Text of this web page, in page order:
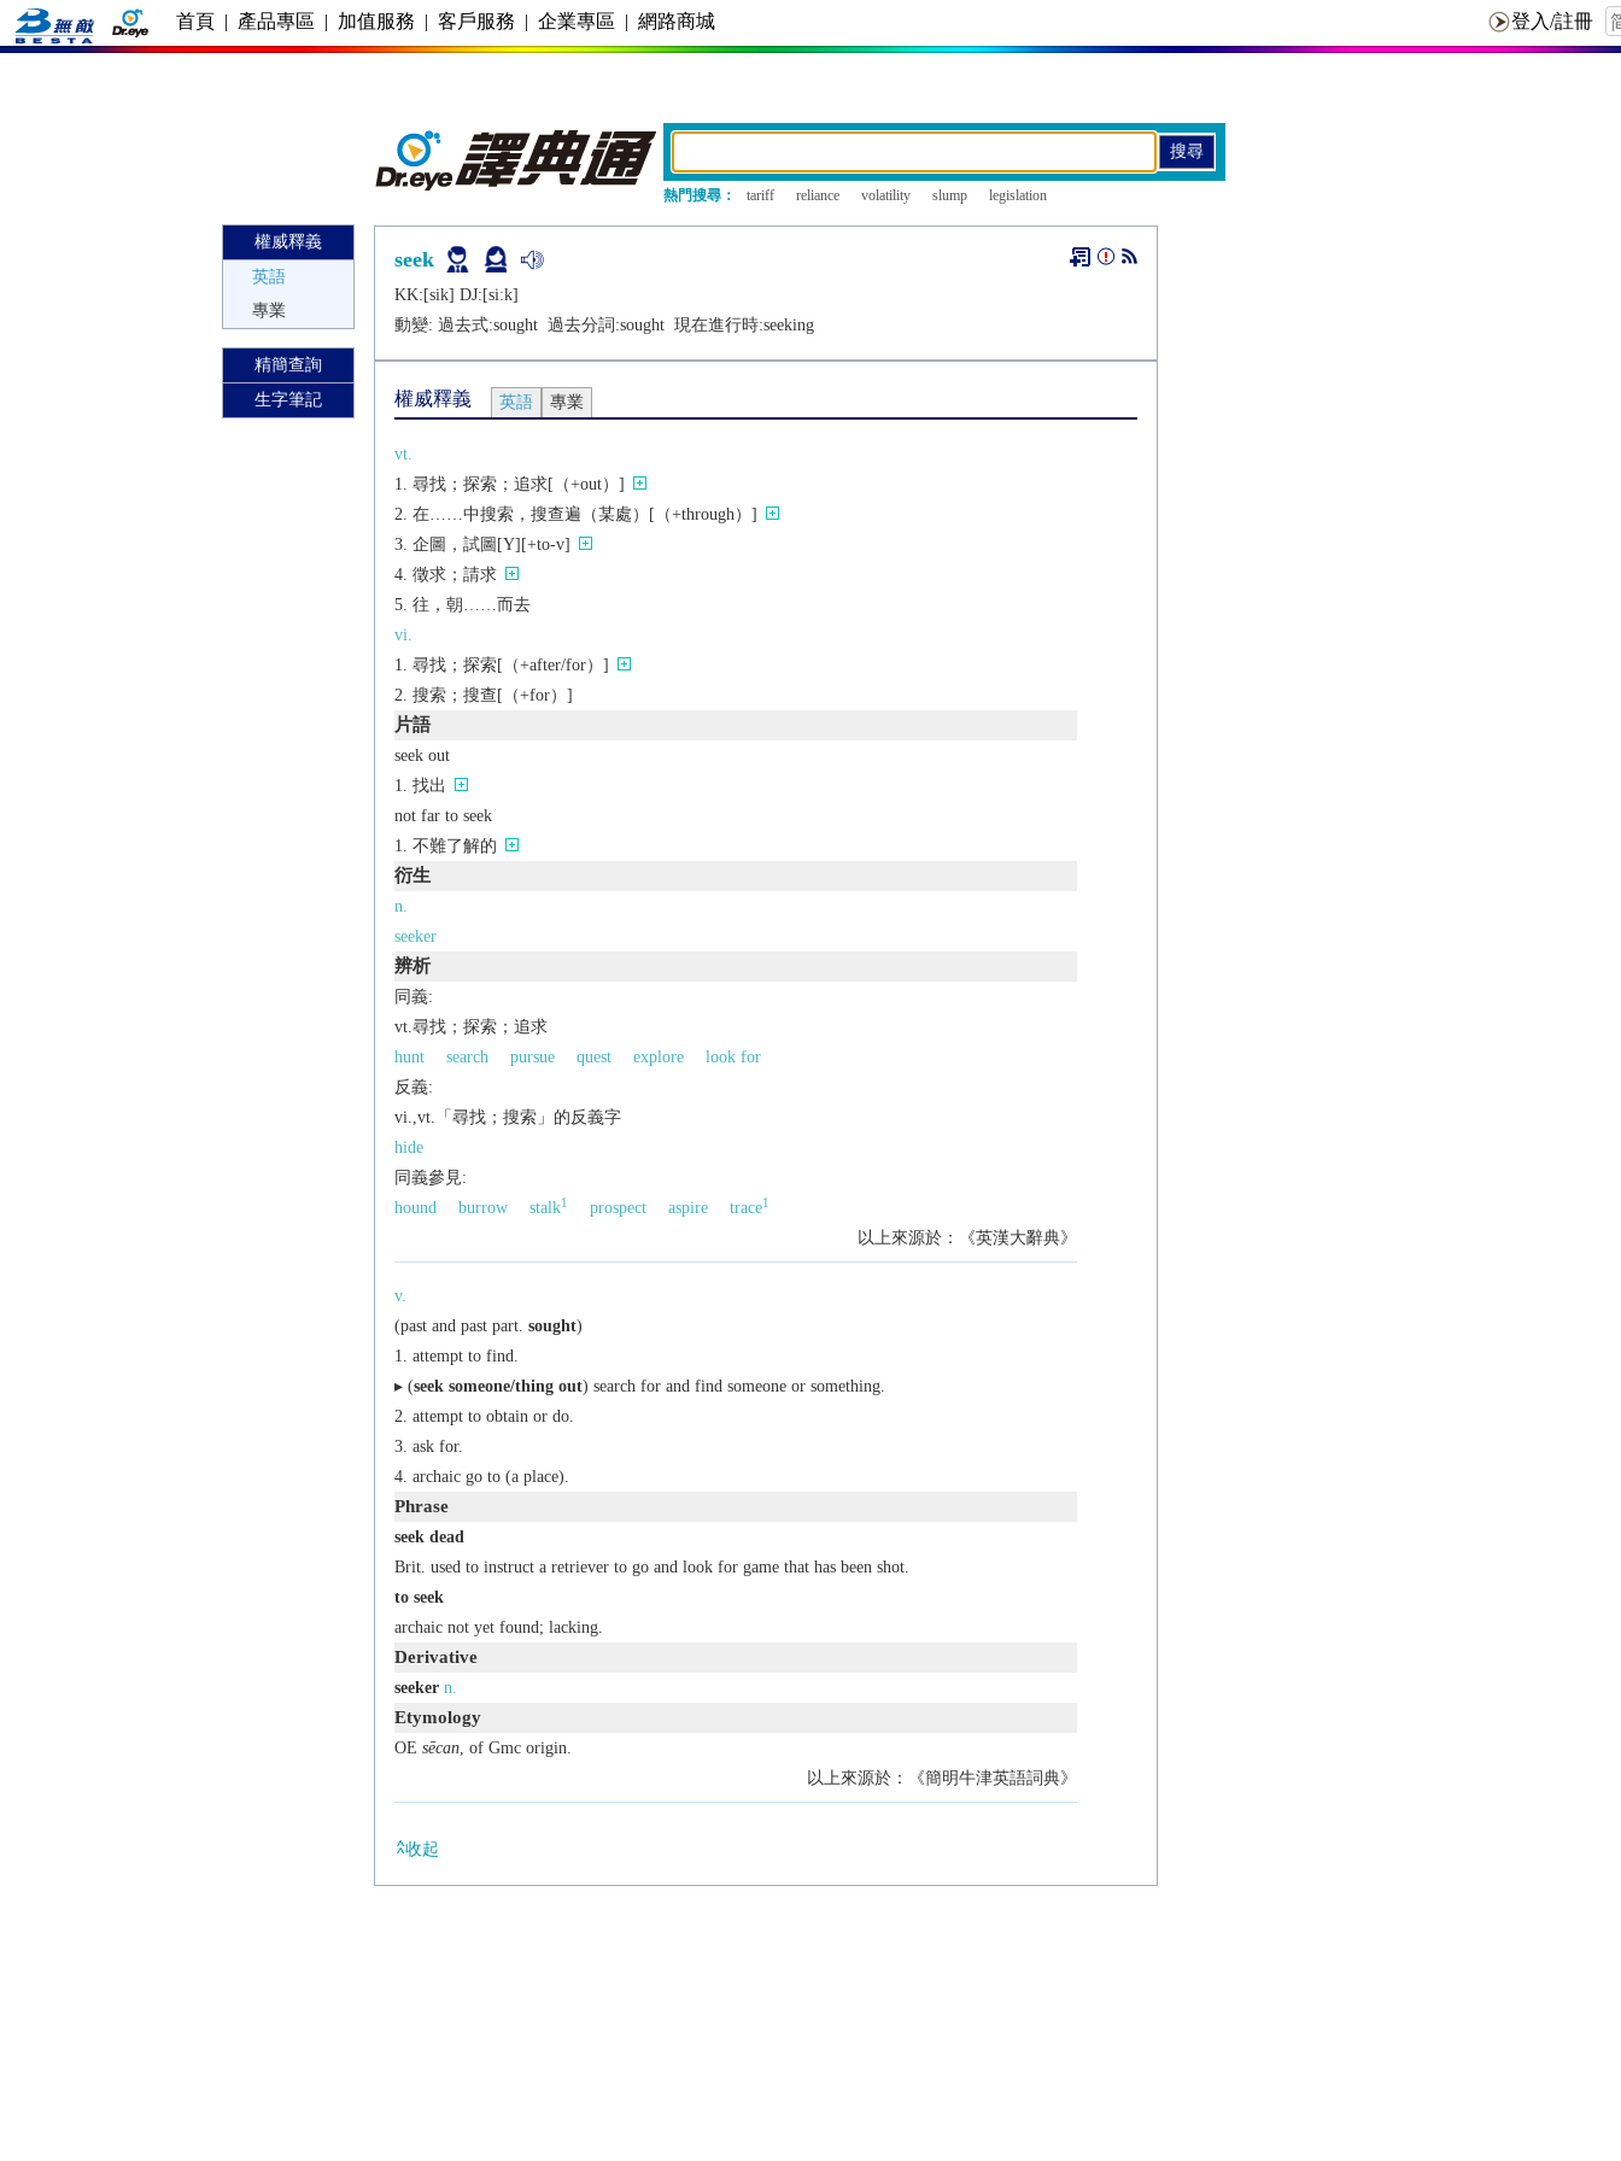
首頁 | 產品專區 | 加值服務 | 客戶服務 | 企業專區 | 網路商城
熱門搜尋： tariff reliance volatility slump legislation
權威釋義
英語
專業
精簡查詢
生字筆記
seek
KK:[sik] DJ:[siːk]
動變: 過去式:sought過去分詞:sought現在進行時:seeking
權威釋義 英語 專業
vt.
尋找；探索；追求[（+out）]
在……中搜索，搜查遍（某處）[（+through）]
企圖，試圖[Y][+to-v]
徵求；請求
往，朝……而去
vi.
尋找；探索[（+after/for）]
搜索；搜查[（+for）]
片語
seek out
找出
not far to seek
不難了解的
衍生
n.
seeker
辨析
同義:
vt.尋找；探索；追求
hunt
search pursue quest explore
look for
反義:
vi.,vt.「尋找；搜索」的反義字
hide
同義參見:
hound
burrow stalk1 prospect aspire trace1
以上來源於：《英漢大辭典》
v.
(pastand past part. sought)
attempt to find.
▸ (seek someone/thing out) search for and find someone or something.
attempt to obtain or do.
ask for.
archaicgo to (a place).
Phrase
seek dead
Brit. used to instruct a retriever to go and look for game that has been shot.
to seek
archaicnot yet found; lacking.
Derivative
seeker n.
Etymology
OE sēcan, of Gmc origin.
以上來源於：《簡明牛津英語詞典》
收起